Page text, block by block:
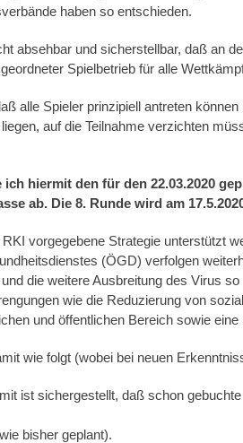
haben so entschieden.
absehbar und sicherstellbar, daß an
Spielbetrieb für alle
alle Spieler prinzipiell antreten
auf die Teilnahme verzichten
hiermit den für den 22.03.2020
ab. Die 8. Runde wird am
vorgegebene Strategie unterstützt
(ÖGD) verfolgen
die weitere Ausbreitung des Virus
wie die Reduzierung von
und öffentlichen Bereich sowie
wie folgt (wobei bei neuen
ist sichergestellt, daß schon
bisher geplant).